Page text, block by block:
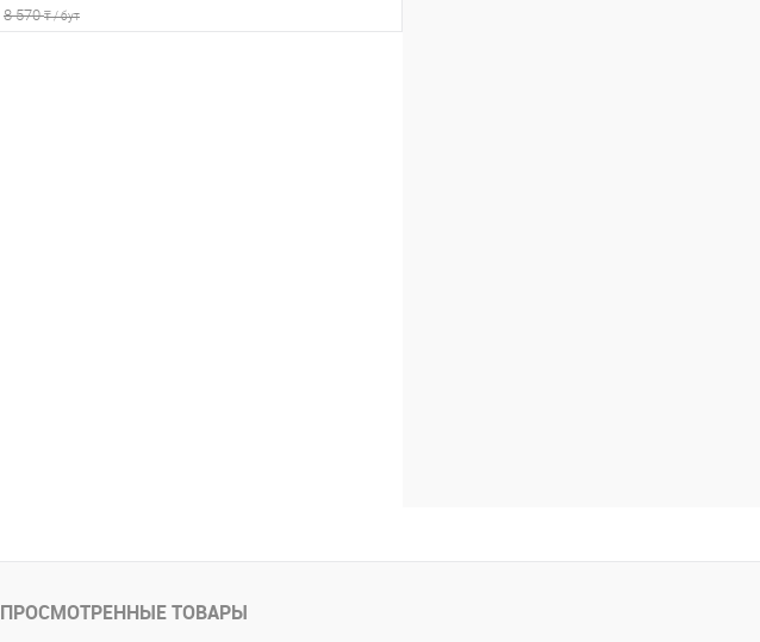
8 570₸ / бут
ПРОСМОТРЕННЫЕ ТОВАРЫ